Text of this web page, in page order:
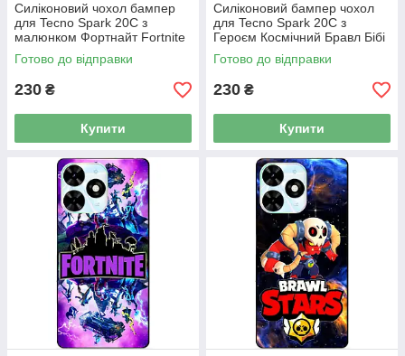
Силіконовий чохол бампер
для Tecno Spark 20C з
малюнком Фортнайт Fortnite
Готово до відправки
230 ₴
Купити
Силіконовий бампер чохол
для Tecno Spark 20C з
Героєм Космічний Бравл Бібі
Готово до відправки
230 ₴
Купити